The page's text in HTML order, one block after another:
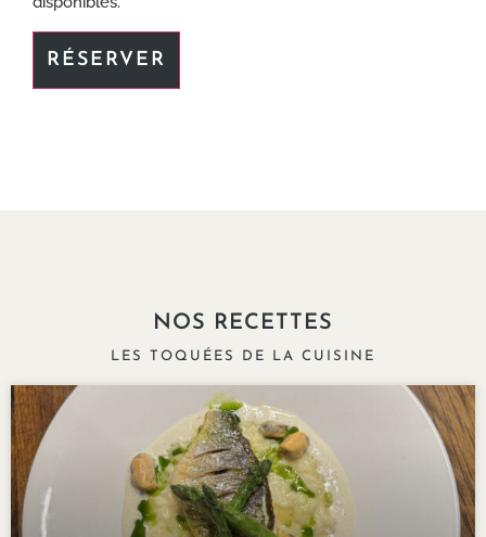
RÉSERVER
NOS RECETTES
LES TOQUÉES DE LA CUISINE